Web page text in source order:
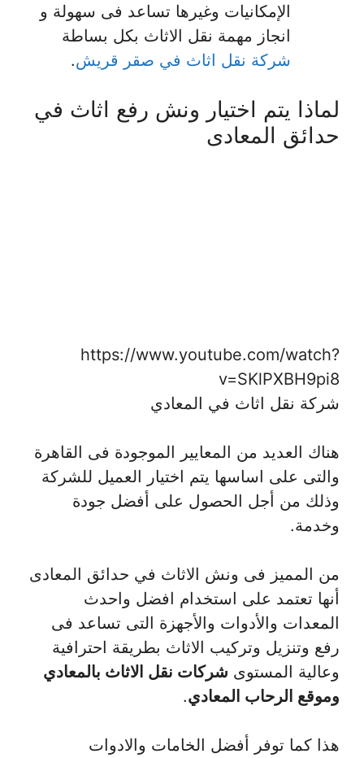
الإمكانيات وغيرها تساعد فى سهولة و
انجاز مهمة نقل الاثاث بكل بساطة
شركة نقل اثاث في صقر قريش.
لماذا يتم اختيار ونش رفع اثاث في
حدائق المعادى
https://www.youtube.com/watch?
v=SKlPXBH9pi8
شركة نقل اثاث في المعادي
هناك العديد من المعايير الموجودة فى القاهرة
والتى على اساسها يتم اختيار العميل للشركة
وذلك من أجل الحصول على أفضل جودة
وخدمة.
من المميز فى ونش الاثاث في حدائق المعادى
أنها تعتمد على استخدام افضل واحدث
المعدات والأدوات والأجهزة التى تساعد فى
رفع وتنزيل وتركيب الاثاث بطريقة احترافية
وعالية المستوى شركات نقل الاثاث بالمعادي
وموقع الرحاب المعادي.
هذا كما توفر أفضل الخامات والادوات